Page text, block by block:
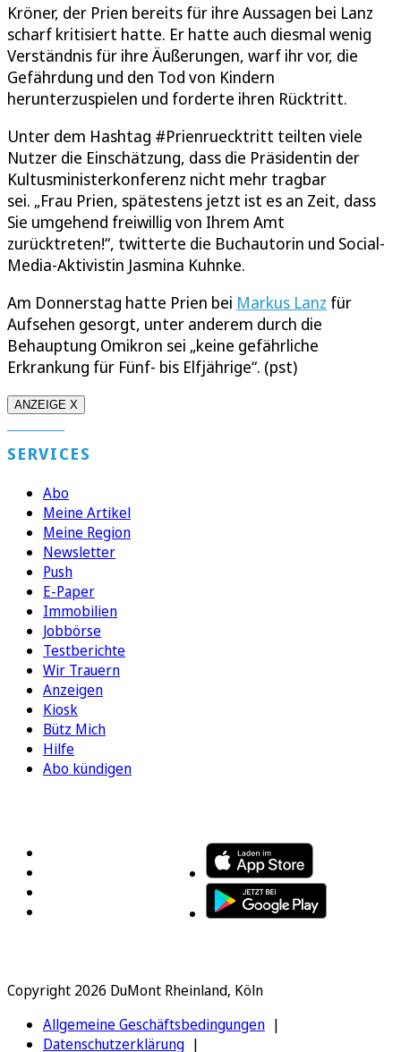
Kröner, der Prien bereits für ihre Aussagen bei Lanz
scharf kritisiert hatte. Er hatte auch diesmal wenig
Verständnis für ihre Äußerungen, warf ihr vor, die
Gefährdung und den Tod von Kindern
herunterzuspielen und forderte ihren Rücktritt.
Unter dem Hashtag #Prienruecktritt teilten viele
Nutzer die Einschätzung, dass die Präsidentin der
Kultusministerkonferenz nicht mehr tragbar
sei. „Frau Prien, spätestens jetzt ist es an Zeit, dass
Sie umgehend freiwillig von Ihrem Amt
zurücktreten!“, twitterte die Buchautorin und Social-
Media-Aktivistin Jasmina Kuhnke.
Am Donnerstag hatte Prien bei Markus Lanz für
Aufsehen gesorgt, unter anderem durch die
Behauptung Omikron sei „keine gefährliche
Erkrankung für Fünf- bis Elfjährige“. (pst)
ANZEIGE X
SERVICES
Abo
Meine Artikel
Meine Region
Newsletter
Push
E-Paper
Immobilien
Jobbörse
Testberichte
Wir Trauern
Anzeigen
Kiosk
Bütz Mich
Hilfe
Abo kündigen
Copyright 2026 DuMont Rheinland, Köln
Allgemeine Geschäftsbedingungen
Datenschutzerklärung